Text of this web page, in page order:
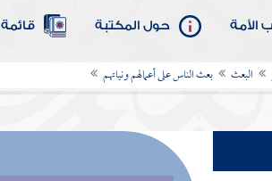
الأمة حول المكتبة
البعث بعث الناس على أعمالهم ونياتهم